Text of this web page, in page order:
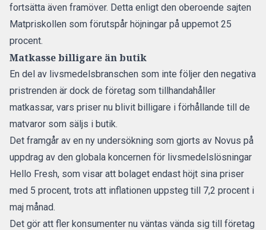
fortsätta även framöver. Detta enligt den oberoende sajten
Matpriskollen som förutspår höjningar på uppemot 25
procent.
Matkasse billigare än butik
En del av livsmedelsbranschen som inte följer den negativa
pristrenden är dock de företag som tillhandahåller
matkassar, vars priser nu blivit billigare i förhållande till de
matvaror som säljs i butik.
Det framgår av en ny undersökning som gjorts av Novus på
uppdrag av den globala koncernen för livsmedelslösningar
Hello Fresh, som visar att bolaget endast höjt sina priser
med 5 procent, trots att inflationen uppsteg till 7,2 procent i
maj månad.
Det gör att fler konsumenter nu väntas vända sig till företag